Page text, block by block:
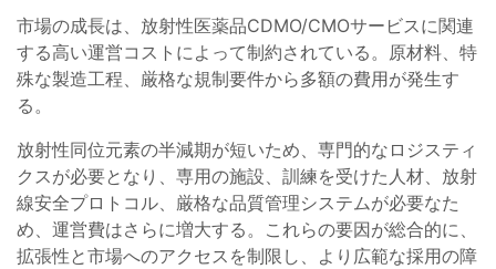
市場の成長は、放射性医薬品CDMO/CMOサービスに関連
する高い運営コストによって制約されている。原材料、特
殊な製造工程、厳格な規制要件から多額の費用が発生す
る。
放射性同位元素の半減期が短いため、専門的なロジスティ
クスが必要となり、専用の施設、訓練を受けた人材、放射
線安全プロトコル、厳格な品質管理システムが必要なた
め、運営費はさらに増大する。これらの要因が総合的に、
拡張性と市場へのアクセスを制限し、より広範な採用の障